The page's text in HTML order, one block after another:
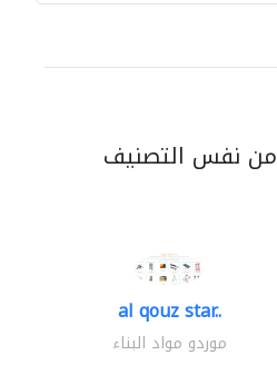
من نفس التصنيف
al qouz star..
موردو مواد البناء